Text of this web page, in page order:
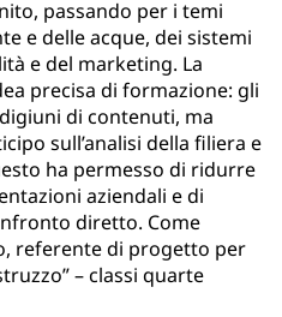
passando per i temi
e delle acque, dei sistemi
e del marketing. La
precisa di formazione: gli
di contenuti, ma
sull’analisi della filiera e
ha permesso di ridurre
aziendali e di
diretto. Come
referente di progetto per
– classi quarte